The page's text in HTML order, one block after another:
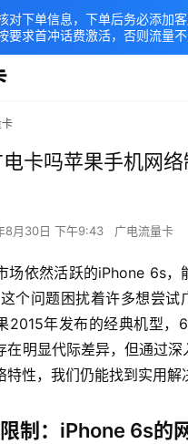
卡吗苹果手机网络
8月30日 下午9:43 广电流量卡
场依然活跃的iPhone 6s，
个问题困扰着许多想尝试
2015年发布的经典机型，
在明显代际差异，但通过深
性，我们仍能找到实用解
制：iPhone 6s的
对下单信息，下单后务必添加
要求首冲话费激活，否则流量不